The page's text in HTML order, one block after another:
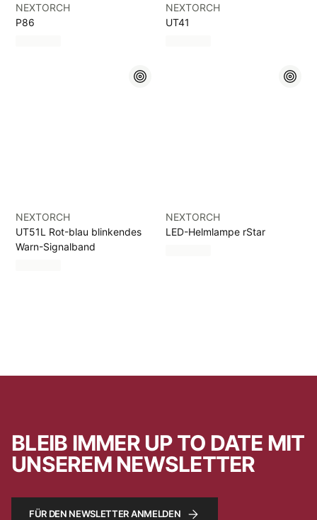
NEXTORCH
P86
NEXTORCH
UT41
NEXTORCH
UT51L Rot-blau blinkendes
Warn-Signalband
NEXTORCH
LED-Helmlampe rStar
BLEIB IMMER UP TO DATE MIT
UNSEREM NEWSLETTER
FÜR DEN NEWSLETTER ANMELDEN